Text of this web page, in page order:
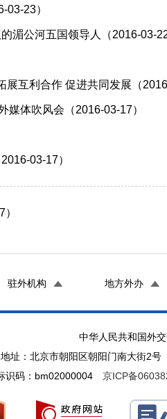
23）
湄公河五国领导人（2016-03-22
互利合作 促进共同发展（
体吹风会（2016-03-17）
03-17）
驻外机构 地方外办
中华人民共和国外
址：北京市朝阳区朝阳门南大街2
识码：bm02000004 京ICP备